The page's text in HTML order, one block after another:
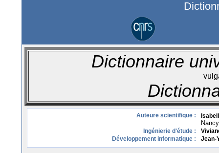
Dictionnaire
Auteure scientifique :
Ingénierie d'étude :
Développement informatique :
Jean-